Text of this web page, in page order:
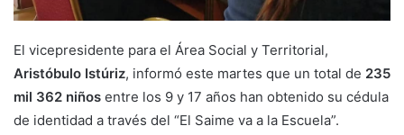
El vicepresidente para el Área Social y Territorial,
Aristóbulo Istúriz, informó este martes que un total de 235
mil 362 niños entre los 9 y 17 años han obtenido su cédula
de identidad a través del “El Saime va a la Escuela”.